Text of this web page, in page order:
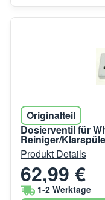
Originalteil
Dosierventil für
Reiniger/
Produkt Details
62,99 €
1-2 Werktage